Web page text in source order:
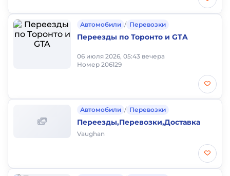
Автомобили / Перевозки
Переезды по Торонто и GTA
06 июля 2026, 05:43 вечера
Номер 206129
Автомобили / Перевозки
Переезды,Перевозки,Доставка
Vaughan